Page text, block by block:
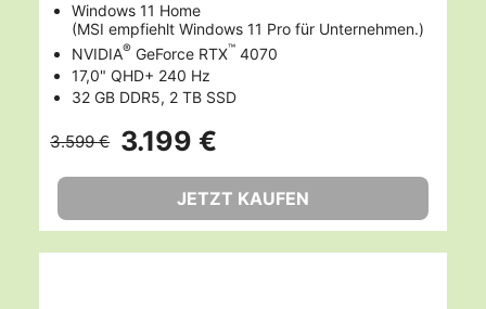
Windows 11 Home
(MSI empfiehlt Windows 11 Pro für Unternehmen.)
NVIDIA® GeForce RTX™ 4070
17,0" QHD+ 240 Hz
32 GB DDR5, 2 TB SSD
3.599 € 3.199 €
JETZT KAUFEN